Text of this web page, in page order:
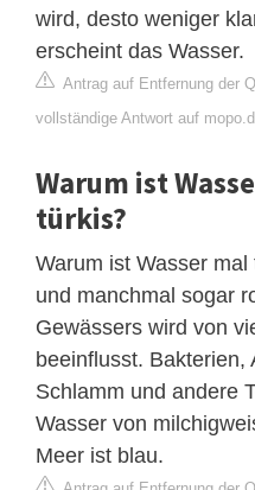
wird, desto weniger
erscheint das Wasser.
Antrag auf Entfernung der
vollständige Antwort auf
Warum ist
türkis?
Warum ist Wasser
und manchmal sogar
Gewässers wird von
beeinflusst. Bakterien,
Schlamm und andere
Wasser von
Meer ist blau.